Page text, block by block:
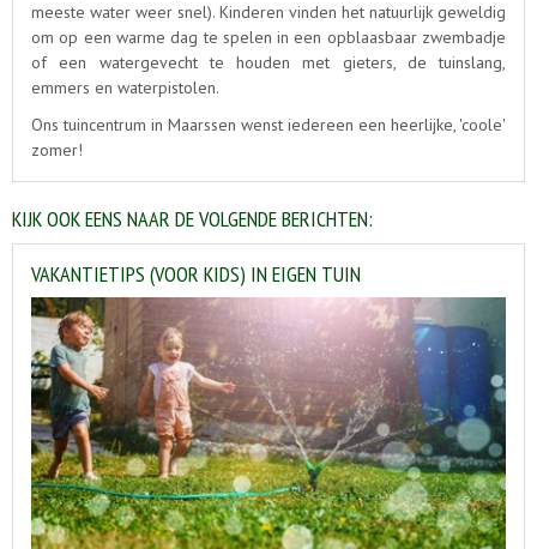
meeste water weer snel). Kinderen vinden het natuurlijk geweldig
om op een warme dag te spelen in een opblaasbaar zwembadje
of een watergevecht te houden met gieters, de tuinslang,
emmers en waterpistolen.
Ons tuincentrum in Maarssen wenst iedereen een heerlijke, 'coole'
zomer!
KIJK OOK EENS NAAR DE VOLGENDE BERICHTEN:
VAKANTIETIPS (VOOR KIDS) IN EIGEN TUIN